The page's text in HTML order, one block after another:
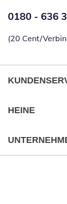
0180 - 636
(20 Cent/
HEINE